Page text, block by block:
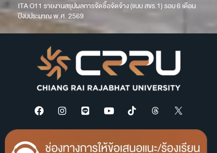
ITA O11 รายงานสรุปผลการจัดซื้อจัดจ้าง (แบบ สขร.1) รอบ 6 เดือน
ปีงบประมาณ พ.ศ. 2569